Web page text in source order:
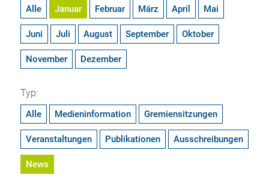
Alle Januar Februar März April Mai
Juni Juli August September Oktober
November Dezember
Typ:
Alle Medieninformation Gremiensitzungen
Veranstaltungen Publikationen Ausschreibungen
News